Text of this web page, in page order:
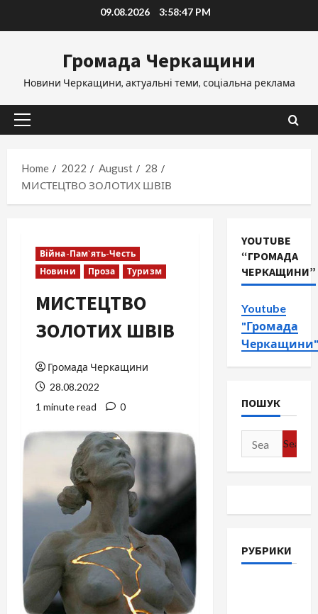
09.08.2026 3:58:48 PM
Громада Черкащини
Новини Черкащини, актуальні теми, соціальна реклама
Primary
Home
2022 August
28
МИСТЕЦТВО ЗОЛОТИХ ШВІВ
Війна-Пам`ять-Честь
Новини
Проза Туризм
МИСТЕЦТВО
ЗОЛОТИХ ШВІВ
Громада Черкащини
28.08.2022
1 minute read
0
YOUTUBE
“ГРОМАДА
ЧЕРКАЩИНИ”
Youtube
"Громада
Черкащини"
ПОШУК
Search
for:
РУБРИКИ